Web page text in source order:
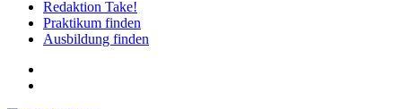
Redaktion Take!
Praktikum finden
Ausbildung finden